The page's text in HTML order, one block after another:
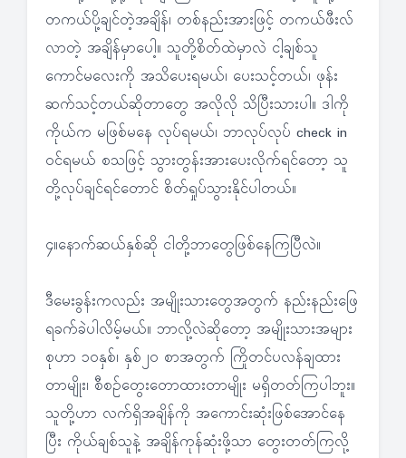
တကယ်ပို့ချင်တဲ့အချိန်၊ တစ်နည်းအားဖြင့် တကယ်ဖီးလ်
လာတဲ့ အချိန်မှာပေါ့။ သူတို့စိတ်ထဲမှာလဲ ငါ့ချစ်သူ
ကောင်မလေးကို အသိပေးရမယ်၊ ပေးသင့်တယ်၊ ဖုန်း
ဆက်သင့်တယ်ဆိုတာတွေ အလိုလို သိပြီးသားပါ။ ဒါကို
ကိုယ်က မဖြစ်မနေ လုပ်ရမယ်၊ ဘာလုပ်လုပ် check in
ဝင်ရမယ် စသဖြင့် သွားတွန်းအားပေးလိုက်ရင်တော့ သူ
တို့လုပ်ချင်ရင်တောင် စိတ်ရှုပ်သွားနိုင်ပါတယ်။
၄။နောက်ဆယ်နှစ်ဆို ငါတို့ဘာတွေဖြစ်နေကြပြီလဲ။
ဒီမေးခွန်းကလည်း အမျိုးသားတွေအတွက် နည်းနည်းဖြေ
ရခက်ခဲပါလိမ့်မယ်။ ဘာလို့လဲဆိုတော့ အမျိုးသားအများ
စုဟာ ၁၀နှစ်၊ နှစ်၂၀ စာအတွက် ကြိုတင်ပလန်ချထား
တာမျိုး၊ စီစဉ်တွေးတောထားတာမျိုး မရှိတတ်ကြပါဘူး။
သူတို့ဟာ လက်ရှိအချိန်ကို အကောင်းဆုံးဖြစ်အောင်နေ
ပြီး ကိုယ်ချစ်သူနဲ့ အချိန်ကုန်ဆုံးဖို့သာ တွေးတတ်ကြလို့